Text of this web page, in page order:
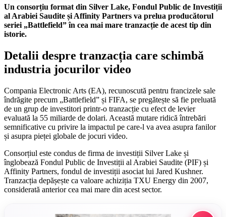
Un consorțiu format din Silver Lake, Fondul Public de Investiții
al Arabiei Saudite și Affinity Partners va prelua producătorul
seriei „Battlefield” în cea mai mare tranzacție de acest tip din
istorie.
Detalii despre tranzacția care schimbă
industria jocurilor video
Compania Electronic Arts (EA), recunoscută pentru francizele sale
îndrăgite precum „Battlefield” și FIFA, se pregătește să fie preluată
de un grup de investitori printr-o tranzacție cu efect de levier
evaluată la 55 miliarde de dolari. Această mutare ridică întrebări
semnificative cu privire la impactul pe care-l va avea asupra fanilor
și asupra pieței globale de jocuri video.
Consorțiul este condus de firma de investiții Silver Lake și
înglobează Fondul Public de Investiții al Arabiei Saudite (PIF) și
Affinity Partners, fondul de investiții asociat lui Jared Kushner.
Tranzacția depășește ca valoare achiziția TXU Energy din 2007,
considerată anterior cea mai mare din acest sector.